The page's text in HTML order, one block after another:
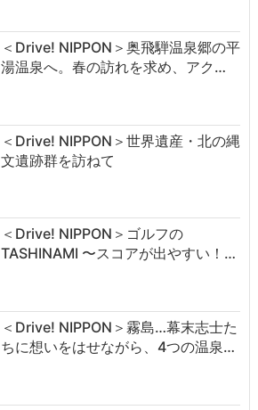
＜Drive! NIPPON＞奥飛騨温泉郷の平
湯温泉へ。春の訪れを求め、アク…
＜Drive! NIPPON＞世界遺産・北の縄
文遺跡群を訪ねて
＜Drive! NIPPON＞ゴルフの
TASHINAMI 〜スコアが出やすい！…
＜Drive! NIPPON＞霧島…幕末志士た
ちに想いをはせながら、4つの温泉…